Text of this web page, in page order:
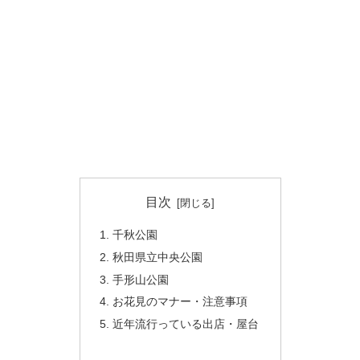
目次
千秋公園
秋田県立中央公園
手形山公園
お花見のマナー・注意事項
近年流行っている出店・屋台